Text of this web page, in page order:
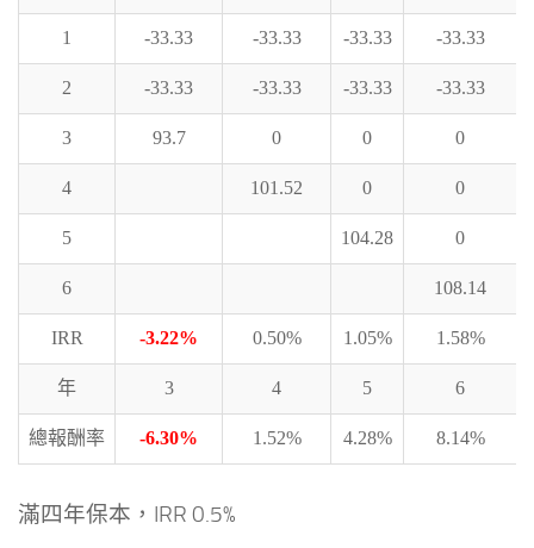
1 -33.33 -33.33 -33.33 -33.33
2 -33.33 -33.33 -33.33 -33.33
3 93.7 0 0 0
4 101.52 0 0
5 104.28 0
6 108.14
IRR -3.22% 0.50% 1.05% 1.58%
年 3 4 5 6
總報酬率 -6.30% 1.52% 4.28% 8.14%
滿四年保本，IRR 0.5%